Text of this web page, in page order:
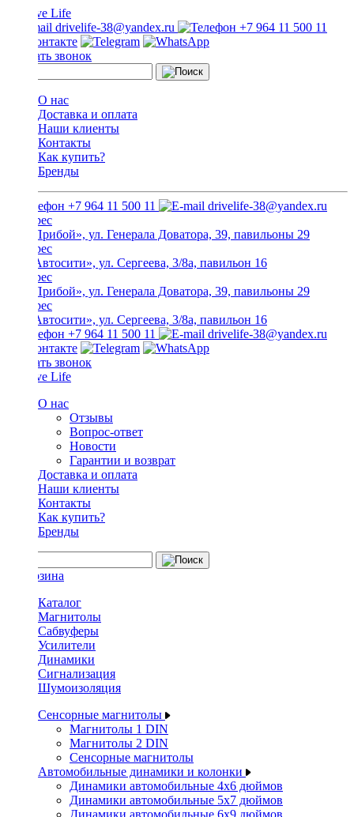
drivelife-38@yandex.ru +7 964 11 500 11
Заказать звонок
О нас
Доставка и оплата
Наши клиенты
Контакты
Как купить?
Бренды
+7 964 11 500 11 drivelife-38@yandex.ru
ТЦ «Прибой», ул. Генерала Доватора, 39, павильоны 29
ТЦ «Автосити», ул. Сергеева, 3/8а, павильон 16
ТЦ «Прибой», ул. Генерала Доватора, 39, павильоны 29
ТЦ «Автосити», ул. Сергеева, 3/8а, павильон 16
+7 964 11 500 11
drivelife-38@yandex.ru
Заказать звонок
О нас
Отзывы
Вопрос-ответ
Новости
Гарантии и возврат
Доставка и оплата
Наши клиенты
Контакты
Как купить?
Бренды
Каталог
Магнитолы
Сабвуферы
Усилители
Динамики
Сигнализация
Шумоизоляция
Сенсорные магнитолы
Магнитолы 1 DIN
Магнитолы 2 DIN
Сенсорные магнитолы
Автомобильные динамики и колонки
Динамики автомобильные 4x6 дюймов
Динамики автомобильные 5x7 дюймов
Динамики автомобильные 6x9 дюймов